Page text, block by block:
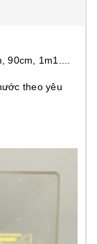
90cm, 1m1....
theo yêu